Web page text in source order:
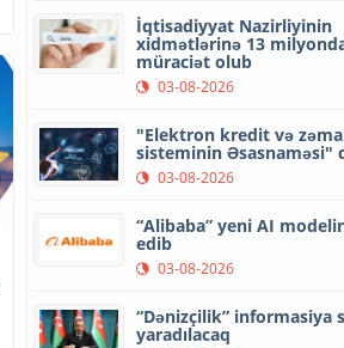
İqtisadiyyat Nazirliyinin
xidmətlərinə 13
müraciət olub
03-08-2026
"Elektron kredit və
sisteminin Əsasnaməsi"
03-08-2026
“Alibaba” yeni AI
edib
03-08-2026
“Dənizçilik” informasiya
yaradılacaq